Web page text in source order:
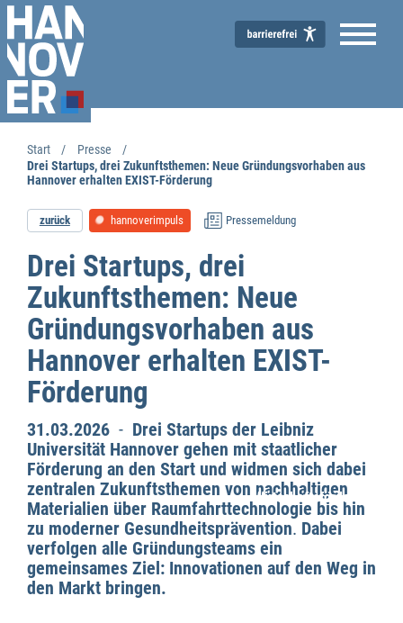
Wirtschaftsförderung
Start
Presse
Drei Startups, drei Zukunftsthemen: Neue Gründungsvorhaben aus
Hannover erhalten EXIST-Förderung
zurück hannoverimpuls Pressemeldung
Drei Startups, drei
Zukunftsthemen: Neue
Gründungsvorhaben aus
Hannover erhalten EXIST-
Förderung
31.03.2026 - Drei Startups der Leibniz
Universität Hannover gehen mit staatlicher
Förderung an den Start und widmen sich dabei
zentralen Zukunftsthemen von nachhaltigen
Materialien über Raumfahrttechnologie bis hin
zu moderner Gesundheitsprävention. Dabei
verfolgen alle Gründungsteams ein
gemeinsames Ziel: Innovationen auf den Weg in
den Markt bringen.